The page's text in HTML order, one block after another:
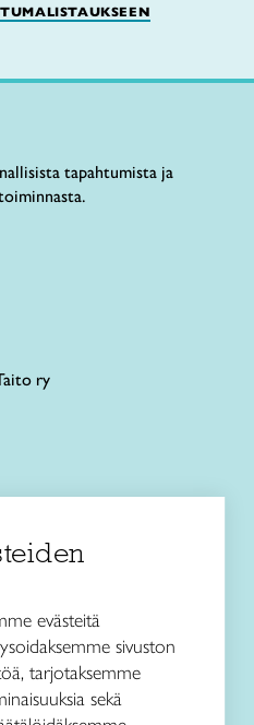
tapahtumista ja
ry
evästeitä
sivuston
tarjotaksemme
sekä